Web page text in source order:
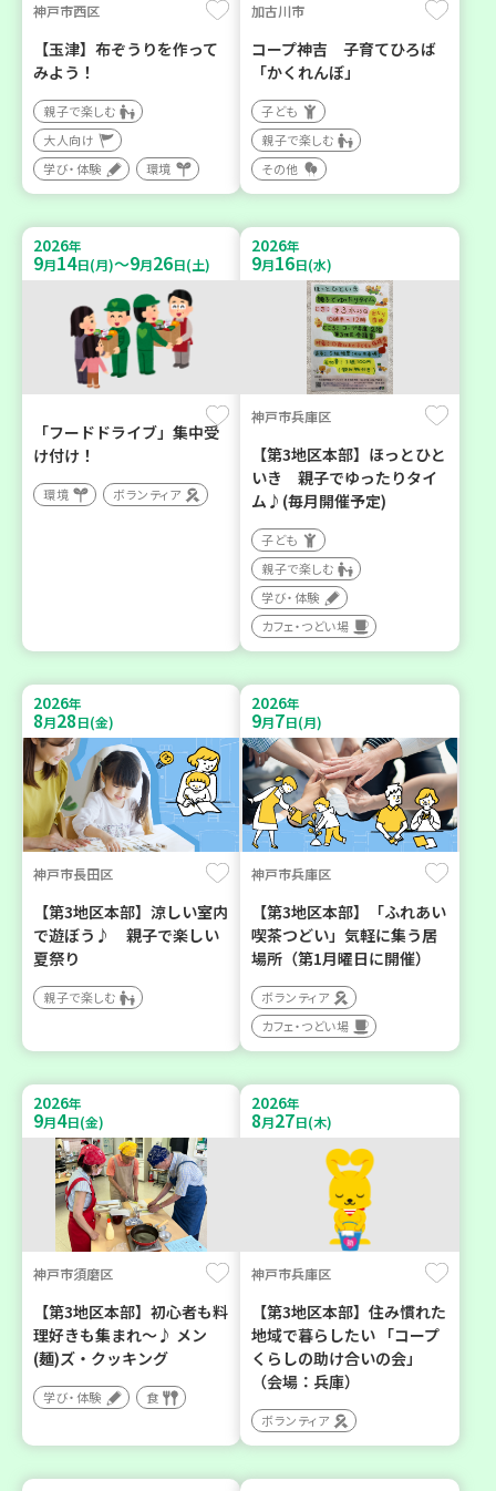
神戸市西区
【玉津】布ぞうりを作って
みよう！
親子で楽しむ
大人向け
学び・体験
環境
加古川市
コープ神吉 子育てひろば
「かくれんぼ」
子ども
親子で楽しむ
その他
2026年
9月14日(月)～9月26日(土)
「フードドライブ」集中受
け付け！
環境 ボランティア
2026年
9月16日(水)
神戸市兵庫区
【第3地区本部】ほっとひと
いき 親子でゆったりタイ
ム♪(毎月開催予定)
子ども
親子で楽しむ
学び・体験
カフェ・つどい場
2026年
8月28日(金)
神戸市長田区
【第3地区本部】涼しい室内
で遊ぼう♪ 親子で楽しい
夏祭り
親子で楽しむ
2026年
9月7日(月)
神戸市兵庫区
【第3地区本部】「ふれあい
喫茶つどい」気軽に集う居
場所（第1月曜日に開催）
ボランティア
カフェ・つどい場
2026年
9月4日(金)
神戸市須磨区
【第3地区本部】初心者も料
理好きも集まれ～♪ メン
(麺)ズ・クッキング
学び・体験 食
2026年
8月27日(木)
神戸市兵庫区
【第3地区本部】住み慣れた
地域で暮らしたい 「コープ
くらしの助け合いの会」
（会場：兵庫）
ボランティア